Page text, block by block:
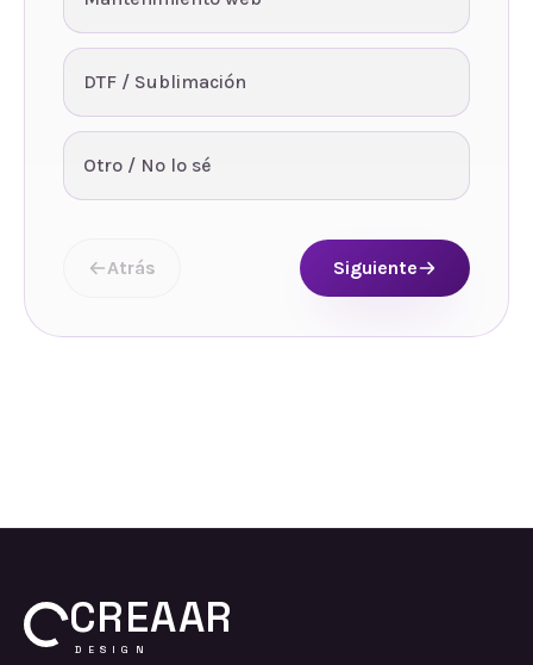
DTF / Sublimación
Otro / No lo sé
Atrás Siguiente
CREAAR
DESIGN